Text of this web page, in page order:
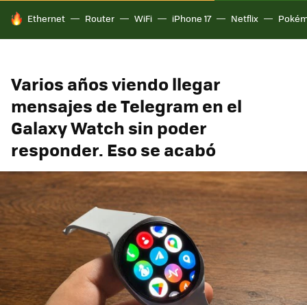
HOY SE HABLA DE
Ethernet Router WiFi iPhone 17 Netflix
Varios años viendo llegar
mensajes de Telegram en el
Galaxy Watch sin poder
responder. Eso se acabó